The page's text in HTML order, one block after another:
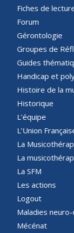
Fiches de
Forum
Gérontologie
Groupes de
Guides
Handicap et
Histoire de la
Historique
L’équipe
L’Union
La
La
La SFM
Les actions
Logout
Maladies
Mécénat